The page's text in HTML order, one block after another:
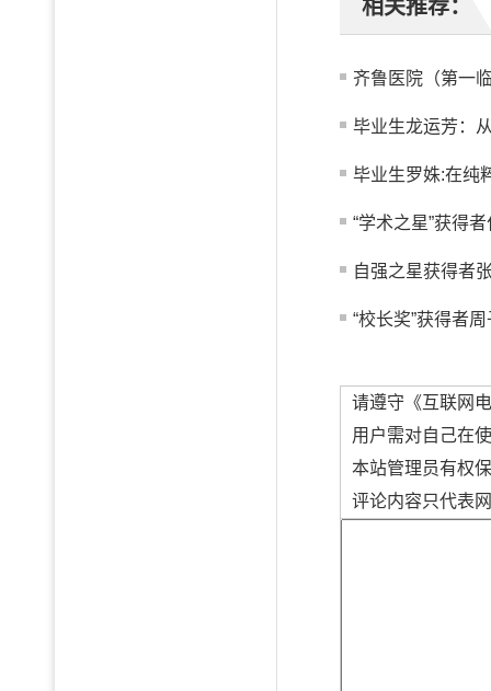
相关推荐：
齐鲁医院（第一
毕业生龙运芳：
毕业生罗姝:在纯
“学术之星”获得
自强之星获得者
“校长奖”获得者
请遵守《互联网
用户需对自己在
本站管理员有权
评论内容只代表